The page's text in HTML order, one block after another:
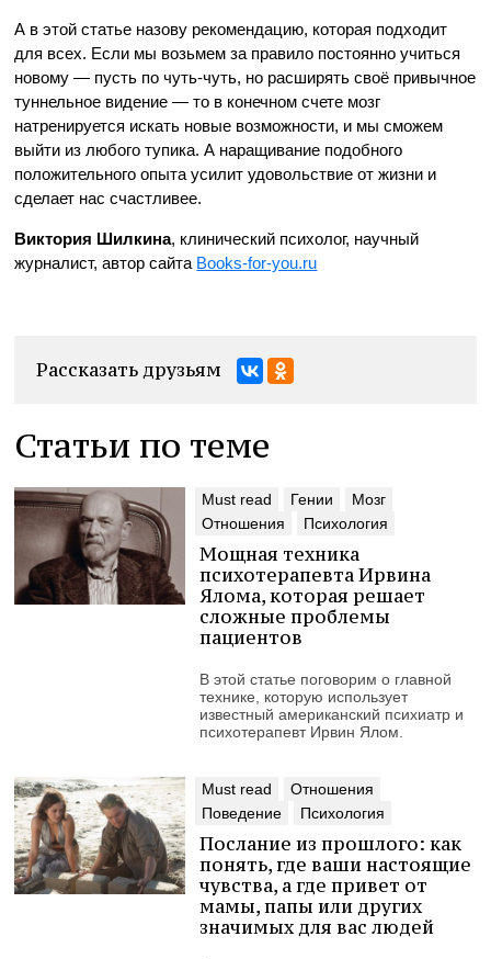
А в этой статье назову рекомендацию, которая подходит
для всех. Если мы возьмем за правило постоянно учиться
новому — пусть по чуть-чуть, но расширять своё привычное
туннельное видение — то в конечном счете мозг
натренируется искать новые возможности, и мы сможем
выйти из любого тупика. А наращивание подобного
положительного опыта усилит удовольствие от жизни и
сделает нас счастливее.
Виктория Шилкина, клинический психолог, научный
журналист, автор сайта Books-for-you.ru
Рассказать друзьям
Статьи по теме
Must read Гении
Мозг
Отношения
Психология
Мощная техника
психотерапевта Ирвина
Ялома, которая решает
сложные проблемы
пациентов
В этой статье поговорим о главной
технике, которую использует
известный американский психиатр и
психотерапевт Ирвин Ялом.
Must read
Отношения
Поведение
Психология
Послание из прошлого: как
понять, где ваши настоящие
чувства, а где привет от
мамы, папы или других
значимых для вас людей